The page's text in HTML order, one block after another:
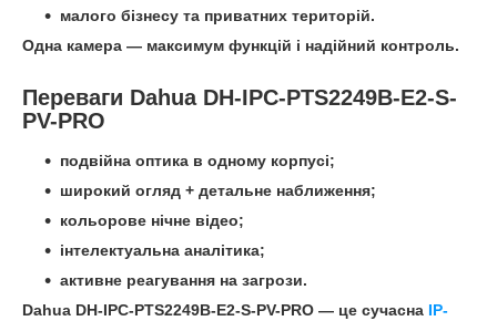
малого бізнесу та приватних територій.
Одна камера — максимум функцій і надійний контроль.
Переваги Dahua DH-IPC-PTS2249B-E2-S-
PV-PRO
подвійна оптика в одному корпусі;
широкий огляд + детальне наближення;
кольорове нічне відео;
інтелектуальна аналітика;
активне реагування на загрози.
Dahua DH-IPC-PTS2249B-E2-S-PV-PRO — це сучасна IP-